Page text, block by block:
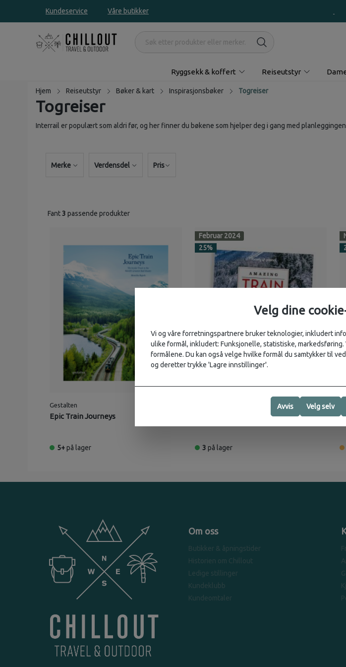
Kundeservice Våre butikker
Ryggsekk & koffert Reiseutstyr
Hjem Reiseutstyr Bøker & kart Inspirasjonsbøker Togreiser
Togreiser
Interrail er populært som aldri før, og her finner du bøkene som hjelper deg i gang med
Merke Verdensdel Pris
Fant3 passende produkter
Gestalten
Epic Train Journeys
5+på lager
25%
Februar 2024
Amazing Train Journeys
262,-
349,-
3 på lager
Om oss
Butikker & åpningstider
Historien om Chillout
Ledige stillinger
Kundeklubb
Kundeomtaler
Velg dine
Vi og våre forretningspartnere bruker teknologier, inkludert
ulike formål, inkludert: Funksjonelle, statistiske,
formålene. Du kan også velge hvilke formål du samtykker til
og deretter trykke 'Lagre innstillinger'.
Avvis Velg selv